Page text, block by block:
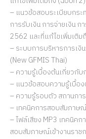
– แนวข้อสอบระเบียบกร
การรับเงิน การจ่ายเงิน
2562 และที่แก้ไขเพิ่มเติ
– ระบบการบริหารการเ
(New GFMIS Thai)
– ความรู้เบื้องต้นเกี่ยวกั
– แนวข้อสอบความรู้เบื้อ
– ความรู้รอบตัว สถานก
– เทคนิคการสอบสัมภาษณ์
– ไฟล์เสียง MP3 เทคนิค
สอบสัมภาษณ์เข้างานราช